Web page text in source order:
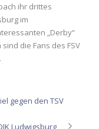
ihr drittes
im
„Derby“
die Fans des FSV
gegen den TSV
Ludwigsburg